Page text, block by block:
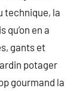
technique, la
qu’on en a
gants et
potager
gourmand la